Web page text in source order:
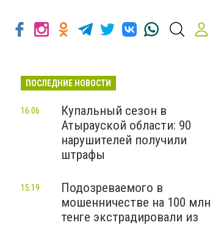
ПОСЛЕДНИЕ НОВОСТИ
Купальный сезон в
Атырауской области: 90
нарушителей получили
штрафы
16:06
Подозреваемого в
мошенничестве на 100 млн
тенге экстрадировали из
15:19